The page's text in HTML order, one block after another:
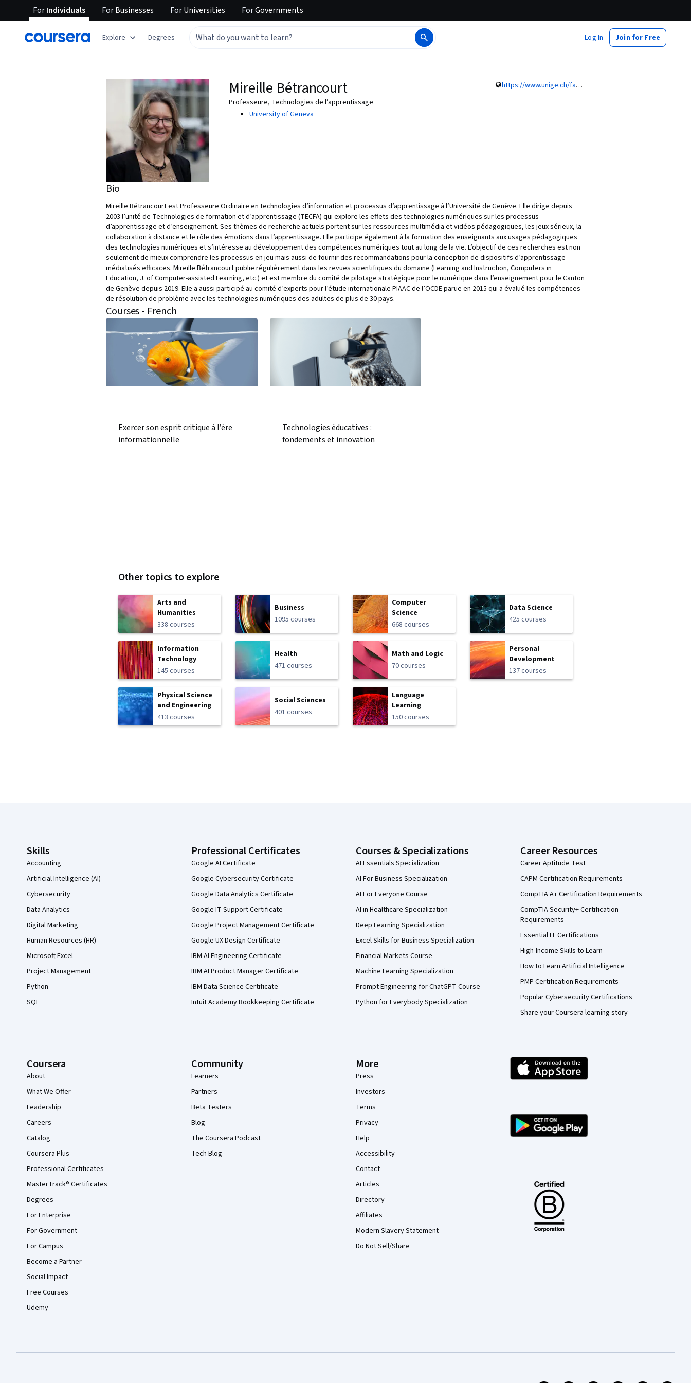
ForIndividuals ForBusinesses ForUniversities ForGovernments
Explore Degrees Log In Join for Free
Mireille Bétrancourt
Professeure, Technologies de l’apprentissage
University of Geneva
https://www.unige.ch/fapse/people/tecfa/betrancourt/
Bio
Mireille Bétrancourt est Professeure Ordinaire en technologies d’information et processus d’apprentissage à l’Université de Genève. Elle dirige depuis
2003 l’unité de Technologies de formation et d’apprentissage (TECFA) qui explore les effets des technologies numériques sur les processus
d’apprentissage et d’enseignement. Ses thèmes de recherche actuels portent sur les ressources multimédia et vidéos pédagogiques, les jeux sérieux, la
collaboration à distance et le rôle des émotions dans l’apprentissage. Elle participe également à la formation des enseignants aux usages pédagogiques
des technologies numériques et s’intéresse au développement des compétences numériques tout au long de la vie. L’objectif de ces recherches est non
seulement de mieux comprendre les processus en jeu mais aussi de fournir des recommandations pour la conception de dispositifs d’apprentissage
médiatisés efficaces. Mireille Bétrancourt publie régulièrement dans les revues scientifiques du domaine (Learning and Instruction, Computers in
Education, J. of Computer-assisted Learning, etc.) et est membre du comité de pilotage stratégique pour le numérique dans l’enseignement pour le Canton
de Genève depuis 2019. Elle a aussi participé au comité d’experts pour l’étude internationale PIAAC de l’OCDE parue en 2015 qui a évalué les compétences
de résolution de problème avec les technologies numériques des adultes de plus de 30 pays.
Courses - French
Exercer son esprit critique à l’ère
informationnelle
Technologies éducatives :
fondements et innovation
Other topics to explore
Arts and
Humanities
338 courses
Business
1095 courses
Computer
Science
668 courses
Data Science
425 courses
Information
Technology
145 courses
Health
471 courses
Math and Logic
70 courses
Personal
Development
137 courses
Physical Science
and Engineering
413 courses
Social Sciences
401 courses
Language
Learning
150 courses
Skills
Accounting
Artificial Intelligence (AI)
Cybersecurity
Data Analytics
Digital Marketing
Human Resources (HR)
Microsoft Excel
Project Management
Python
SQL
Professional Certificates
Google AI Certificate
Google Cybersecurity Certificate
Google Data Analytics Certificate
Google IT Support Certificate
Google Project Management Certificate
Google UX Design Certificate
IBM AI Engineering Certificate
IBM AI Product Manager Certificate
IBM Data Science Certificate
Intuit Academy Bookkeeping Certificate
Courses & Specializations
AI Essentials Specialization
AI For Business Specialization
AI For Everyone Course
AI in Healthcare Specialization
Deep Learning Specialization
Excel Skills for Business Specialization
Financial Markets Course
Machine Learning Specialization
Prompt Engineering for ChatGPT Course
Python for Everybody Specialization
Career Resources
Career Aptitude Test
CAPM Certification Requirements
CompTIA A+ Certification Requirements
CompTIA Security+ Certification
Requirements
Essential IT Certifications
High-Income Skills to Learn
How to Learn Artificial Intelligence
PMP Certification Requirements
Popular Cybersecurity Certifications
Share your Coursera learning story
Coursera
About
What We Offer
Leadership
Careers
Catalog
Coursera Plus
Professional Certificates
MasterTrack® Certificates
Degrees
For Enterprise
For Government
For Campus
Become a Partner
Social Impact
Free Courses
Udemy
Community
Learners
Partners
Beta Testers
Blog
The Coursera Podcast
Tech Blog
More
Press
Investors
Terms
Privacy
Help
Accessibility
Contact
Articles
Directory
Affiliates
Modern Slavery Statement
Do Not Sell/Share